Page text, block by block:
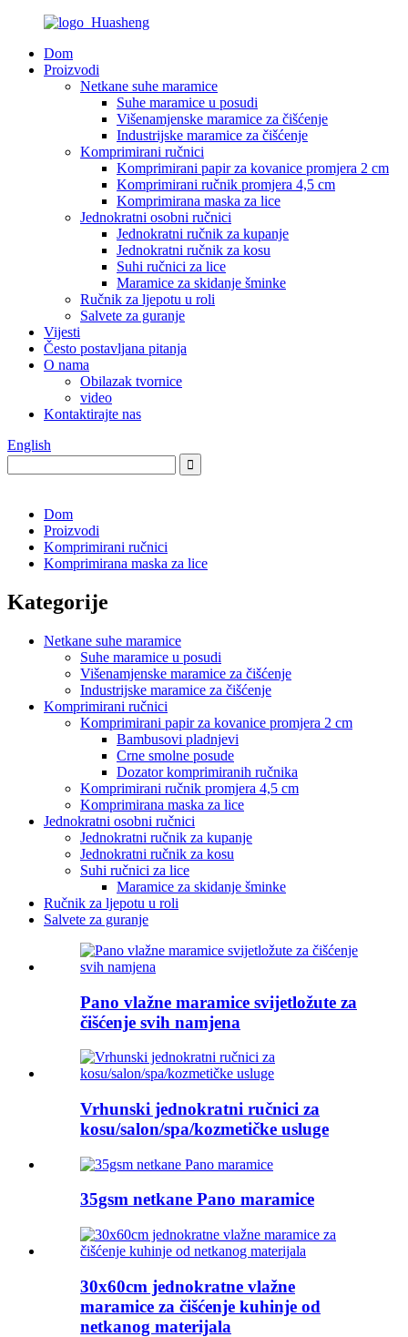
Dom
Proizvodi
Netkane suhe maramice
Suhe maramice u posudi
Višenamjenske maramice za čišćenje
Industrijske maramice za čišćenje
Komprimirani ručnici
Komprimirani papir za kovanice promjera 2 cm
Komprimirani ručnik promjera 4,5 cm
Komprimirana maska ​​za lice
Jednokratni osobni ručnici
Jednokratni ručnik za kupanje
Jednokratni ručnik za kosu
Suhi ručnici za lice
Maramice za skidanje šminke
Ručnik za ljepotu u roli
Salvete za guranje
Vijesti
Često postavljana pitanja
O nama
Obilazak tvornice
video
Kontaktirajte nas
English
Dom
Proizvodi
Komprimirani ručnici
Komprimirana maska ​​za lice
Kategorije
Netkane suhe maramice
Suhe maramice u posudi
Višenamjenske maramice za čišćenje
Industrijske maramice za čišćenje
Komprimirani ručnici
Komprimirani papir za kovanice promjera 2 cm
Bambusovi pladnjevi
Crne smolne posude
Dozator komprimiranih ručnika
Komprimirani ručnik promjera 4,5 cm
Komprimirana maska ​​za lice
Jednokratni osobni ručnici
Jednokratni ručnik za kupanje
Jednokratni ručnik za kosu
Suhi ručnici za lice
Maramice za skidanje šminke
Ručnik za ljepotu u roli
Salvete za guranje
Pano vlažne maramice svijetložute za
čišćenje svih namjena
Vrhunski jednokratni ručnici za
kosu/salon/spa/kozmetičke usluge
35gsm netkane Pano maramice
30x60cm jednokratne vlažne
maramice za čišćenje kuhinje od
netkanog materijala